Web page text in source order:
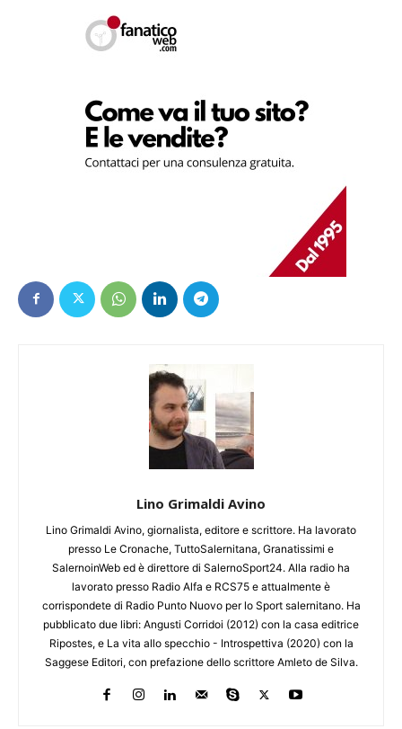
Lino Grimaldi Avino
Lino Grimaldi Avino, giornalista, editore e scrittore. Ha lavorato
presso Le Cronache, TuttoSalernitana, Granatissimi e
SalernoinWeb ed è direttore di SalernoSport24. Alla radio ha
lavorato presso Radio Alfa e RCS75 e attualmente è
corrispondete di Radio Punto Nuovo per lo Sport salernitano. Ha
pubblicato due libri: Angusti Corridoi (2012) con la casa editrice
Ripostes, e La vita allo specchio - Introspettiva (2020) con la
Saggese Editori, con prefazione dello scrittore Amleto de Silva.